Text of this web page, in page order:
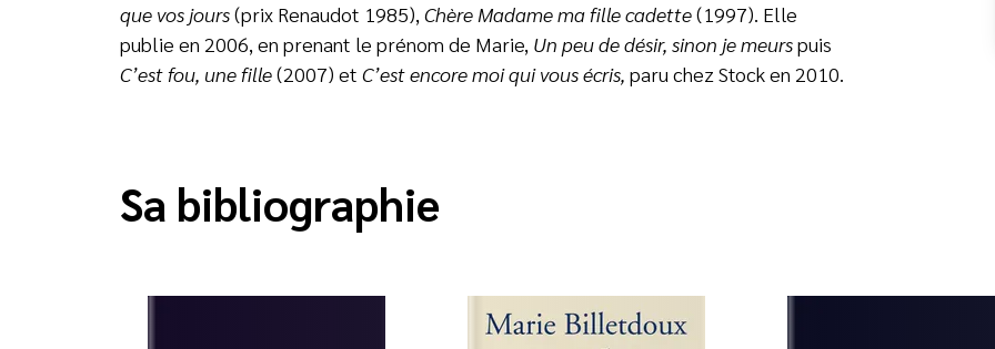
que vos jours(prix Renaudot 1985), Chère Madame ma fille cadette(1997). Elle
publie en 2006, en prenant le prénom de Marie, Un peu de désir, sinon je meurspuis
C’est fou, une fille(2007) et C’est encore moi qui vous écris, paru chez Stock en 2010.
Sa bibliographie